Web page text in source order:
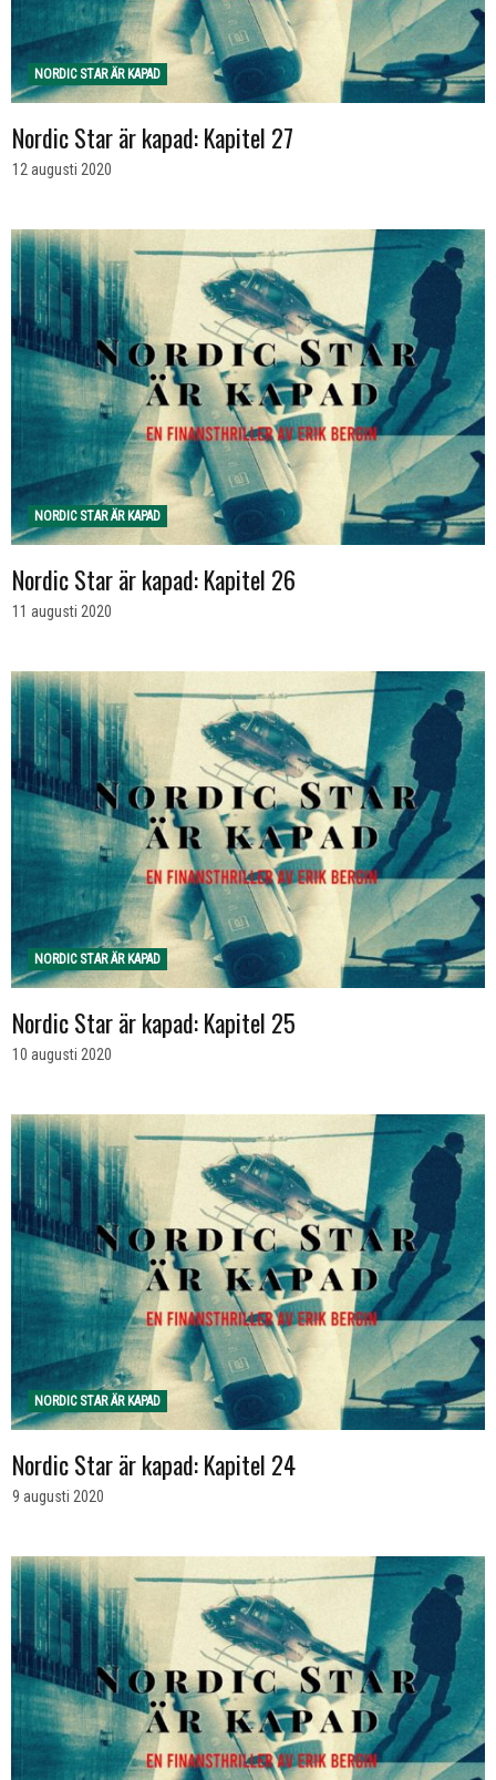
NORDIC STAR ÄR KAPAD
Nordic Star är kapad: Kapitel 27
12 augusti 2020
NORDIC STAR ÄR KAPAD
Nordic Star är kapad: Kapitel 26
11 augusti 2020
NORDIC STAR ÄR KAPAD
Nordic Star är kapad: Kapitel 25
10 augusti 2020
NORDIC STAR ÄR KAPAD
Nordic Star är kapad: Kapitel 24
9 augusti 2020